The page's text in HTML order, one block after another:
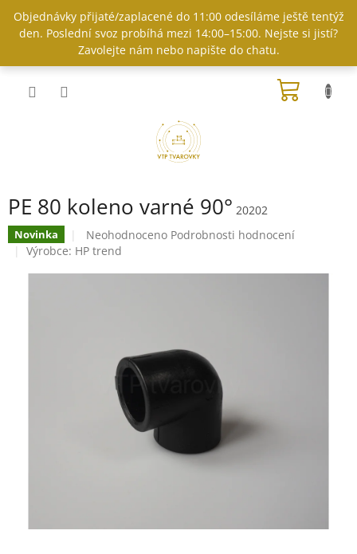
obsah
Objednávky přijaté/zaplacené do 11:00 odesíláme ještě tentýž
den. Poslední svoz probíhá mezi 14:00–15:00. Nejste si jistí?
Zavolejte nám nebo napište do chatu.
PE 80 koleno varné 90° 20202
Novinka
Průměrné
hodnocení
Neohodnoceno Podrobnosti hodnocení
Výrobce: HP trend